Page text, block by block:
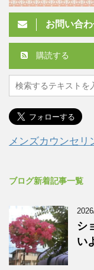
お問い合
購読する
メンズカウンセリ
ブログ新着記事一覧
シ
い